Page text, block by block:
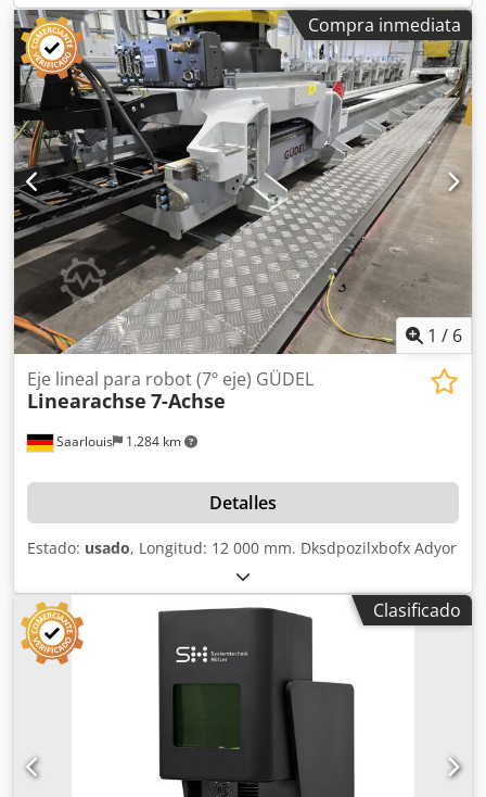
Tipo: PUZ-M125VKA2 Año de fabricación: 2022Compra inmediata
1 / 6
Saarlouis 1.284 km
Eje lineal para robot (7º eje) GÜDEL
Linearachse 7-Achse
Detalles
Estado: usado, Longitud: 12 000 mm. Dksdpozilxbofx Adyor
Clasificado